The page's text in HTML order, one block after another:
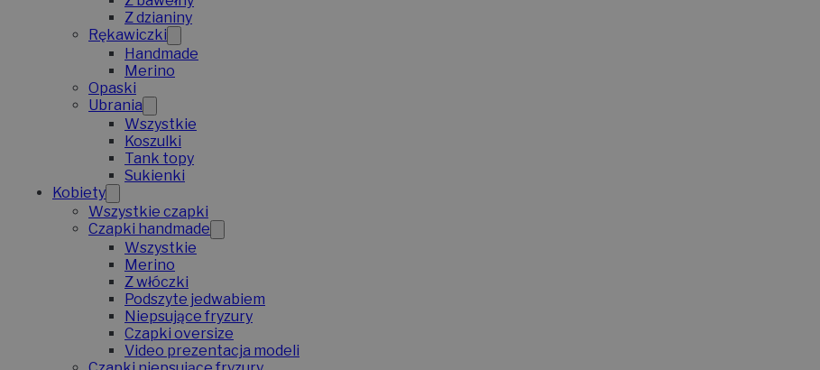
Z dzianiny
Rękawiczki
Handmade
Merino
Opaski
Ubrania
Wszystkie
Koszulki
Tank topy
Sukienki
Kobiety
Wszystkie czapki
Czapki handmade
Wszystkie
Merino
Z włóczki
Podszyte jedwabiem
Niepsujące fryzury
Czapki oversize
Video prezentacja modeli